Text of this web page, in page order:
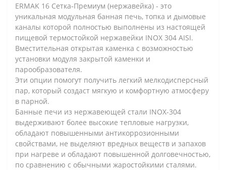
ERMAK 16 Сетка-Премиум (нержавейка) - это
уникальная модульная банная печь, топка и дымовые
каналы которой полностью выполнены из настоящей
пищевой термостойкой нержавейки INOX 304 AISI.
Вместительная открытая каменка с возможностью
установки модуля закрытой каменки и
парообразователя.
Эти опции помогут получить легкий мелкодисперсный
пар, который создаст мягкую и комфортную атмосферу
в парной.
Банные печи из нержавеющей стали INOX-304
выдерживают более высокие тепловые нагрузки,
обладают повышенными антикоррозионными
свойствами, не выделяют вредных веществ и запахов
при нагреве и обладают повышенной долговечностью,
по сравнению с обычными жаростойкими сталями.